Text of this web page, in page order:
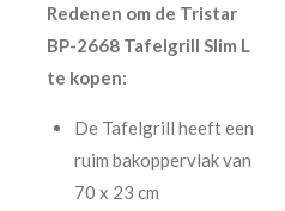
Redenen om de Tristar
BP-2668 Tafelgrill Slim L
te kopen:
De Tafelgrill heeft een
ruim bakoppervlak van
70 x 23 cm